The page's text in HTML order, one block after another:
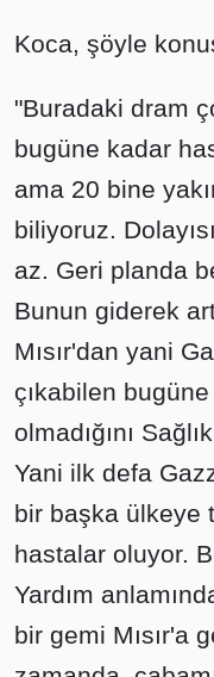
Koca, şöyle
"Buradaki dram
bugüne kadar
ama 20 bine
biliyoruz.
az. Geri planda
Bunun giderek
Mısır'dan yani
çıkabilen
olmadığını
Yani ilk defa
bir başka ülkeye
hastalar oluyor.
Yardım
bir gemi Mısır'a